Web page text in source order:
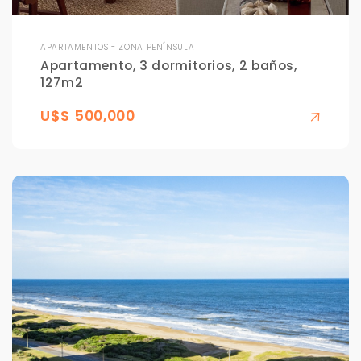
APARTAMENTOS - ZONA PENÍNSULA
Apartamento, 3 dormitorios, 2 baños,
127m2
U$S 500,000